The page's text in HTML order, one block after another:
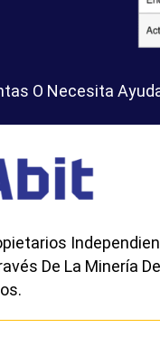
O Necesita
De La Minería De